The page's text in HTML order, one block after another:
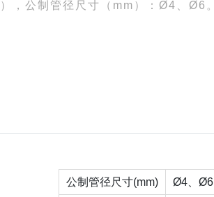
，公制管径尺寸（mm）：Ø4、Ø6。
公制管径尺寸(mm) Ø4、Ø6